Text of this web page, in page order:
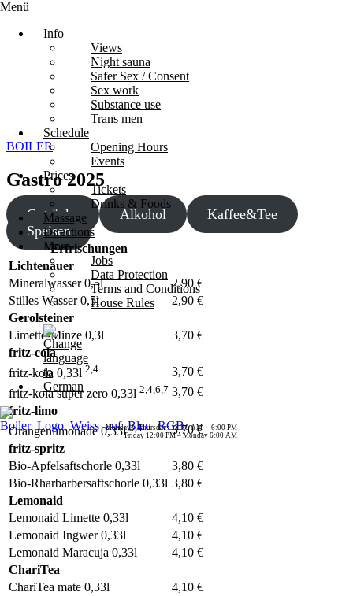
BOILER
Menü
Info
Views
Night sauna
Safer Sex / Consent
Sex work
Substance use
Trans men
Schedule
Opening Hours
Events
Prices
Tickets
Drinks & Foods
Massage
Directions
More
Jobs
Data Protection
Terms and Conditions
House Rules
Monday – Thursday: 12:00 AM – 6:00 PM
Friday 12:00 PM – Monday 6:00 AM
Gastro 2025
Getränke Alkohol
Kaffee&Tee
Speisen
Erfrischungen
Lichtenauer
Mineralwasser 0,5l
2,90 €
Stilles Wasser 0,5l
2,90 €
Gerolsteiner
Limette-Minze 0,3l
3,70 €
fritz-cola
fritz-kola 0,33l 2,4
3,70 €
fritz-kola super zero 0,33l 2,4,6,7 3,70 €
fritz-limo
Orangenlimonade 0,33l3,4
3,70 €
fritz-spritz
Bio-Apfelsaftschorle 0,33l
3,80 €
Bio-Rharbarbersaftschorle 0,33l 3,80 €
Lemonaid
Lemonaid Limette 0,33l
4,10 €
Lemonaid Ingwer 0,33l
4,10 €
Lemonaid Maracuja 0,33l
4,10 €
ChariTea
ChariTea mate 0,33l
4,10 €